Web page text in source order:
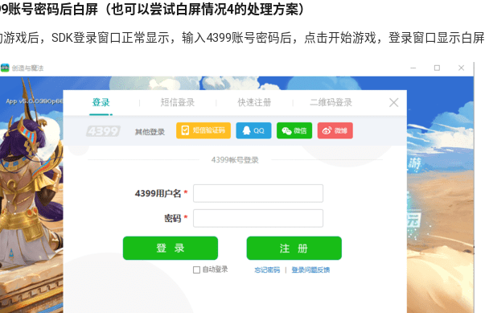
账号密码后白屏（也可以尝试白屏情况4的处理方案）
游戏后，SDK登录窗口正常显示，输入4399账号密码后，点击开始游戏，登录窗口显示白屏